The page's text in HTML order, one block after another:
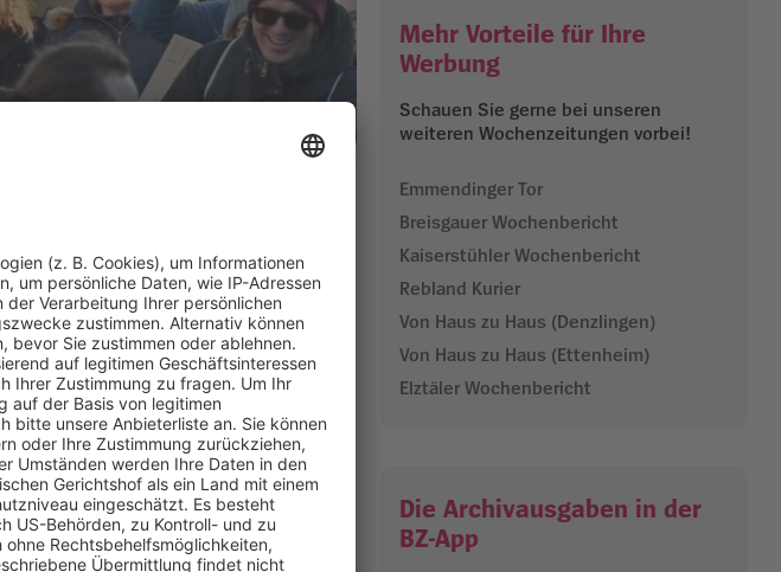
Bamberger
war es eine der größten
Demokratie und Freiheit sind keine
auf die Straße. Nachdem
homogenes Deutschland mittels
und deren schrill-radikaler Ton
zu spät ist“, erklärt der
auf dem Platz der Alten Synagoge
vereint stärken und schützen“.
Mehr Vorteile für Ihre
Werbung
Schauen Sie gerne bei unseren
weiteren Wochenzeitungen vorbei!
Emmendinger Tor
Breisgauer Wochenbericht
Kaiserstühler Wochenbericht
Rebland Kurier
Von Haus zu Haus (Denzlingen)
Von Haus zu Haus (Ettenheim)
Elztäler Wochenbericht
Die Archivausgaben in der
BZ-App